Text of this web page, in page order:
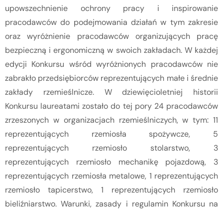
upowszechnienie ochrony pracy i inspirowanie
pracodawców do podejmowania działań w tym zakresie
oraz wyróżnienie pracodawców organizujących pracę
bezpieczną i ergonomiczną w swoich zakładach. W każdej
edycji Konkursu wśród wyróżnionych pracodawców nie
zabrakło przedsiębiorców reprezentujących małe i średnie
zakłady rzemieślnicze. W dziewięcioletniej historii
Konkursu laureatami zostało do tej pory 24 pracodawców
zrzeszonych w organizacjach rzemieślniczych, w tym: 11
reprezentujących rzemiosła spożywcze, 5
reprezentujących rzemiosło stolarstwo, 3
reprezentujących rzemiosło mechanikę pojazdową, 3
reprezentujących rzemiosła metalowe, 1 reprezentujących
rzemiosło tapicerstwo, 1 reprezentujących rzemiosło
bieliźniarstwo. Warunki, zasady i regulamin Konkursu na